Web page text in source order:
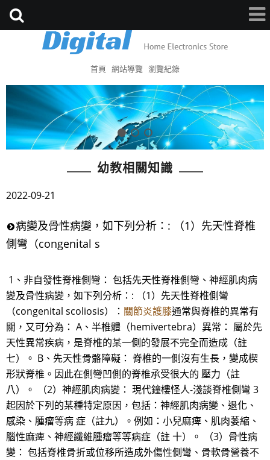
首頁 網站導覽 瀏覽紀錄
幼教相關知識
2022-09-21
病變及骨性病變，如下列分析：: （1）先天性脊椎
側彎（congenital s
1、非自發性脊椎側彎： 包括先天性脊椎側彎、神經肌肉病
變及骨性病變，如下列分析：: （1）先天性脊椎側彎
（congenital scoliosis）： 關節炎護膝通常與脊椎的異常有
關，又可分為： A、半椎體（hemivertebra）異常： 屬於先
天性異常疾病，是脊椎的某一側的發展不完全而造成（註
七）。 B、先天性骨骼障礙： 脊椎的一側沒有生長，變成楔
形狀脊椎。因此在側彎凹側的脊椎承受很大的 壓力（註
八）。 （2）神經肌肉病變： 現代鐘樓怪人-淺談脊椎側彎 3
起因於下列的某種特定原因，包括：神經肌肉病變、退化、
感染、腫瘤等病 症（註九）。例如：小兒麻痺、肌肉萎縮、
腦性麻痺、神經纖維腫瘤等等病症（註 十）。 （3）骨性病
變： 包括脊椎骨折或位移所造成外傷性側彎、骨軟骨營養不